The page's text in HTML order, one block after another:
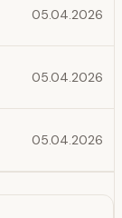
05.04.2026
05.04.2026
05.04.2026